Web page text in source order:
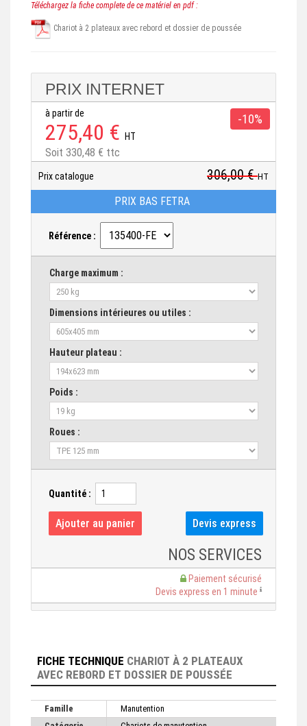
Téléchargez la fiche complete de ce matériel en pdf :
Chariot à 2 plateaux avec rebord et dossier de poussée
PRIX INTERNET
à partir de
275,40 € HT
Soit 330,48 € ttc
-10%
Prix catalogue 306,00 €HT
PRIX BAS FETRA
Référence :
Charge maximum :
Dimensions intérieures ou utiles :
Hauteur plateau :
Poids :
Roues :
Quantité :
NOS SERVICES
Paiement sécurisé
Devis express en 1 minute
FICHE TECHNIQUE CHARIOT À 2 PLATEAUX
AVEC REBORD ET DOSSIER DE POUSSÉE
Famille
Manutention